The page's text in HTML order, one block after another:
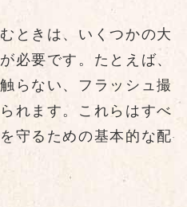
ときは、いくつかの大
必要です。たとえば、
らない、フラッシュ撮
れます。これらはすべ
守るための基本的な配